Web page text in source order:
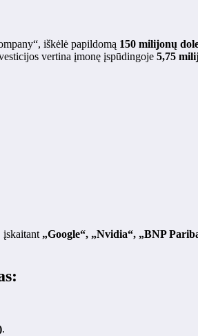
iškėlė papildomą 150 milijonų
vertina įmonę įspūdingoje 5,75
įskaitant „Google“, „Nvidia“, „BNP
.